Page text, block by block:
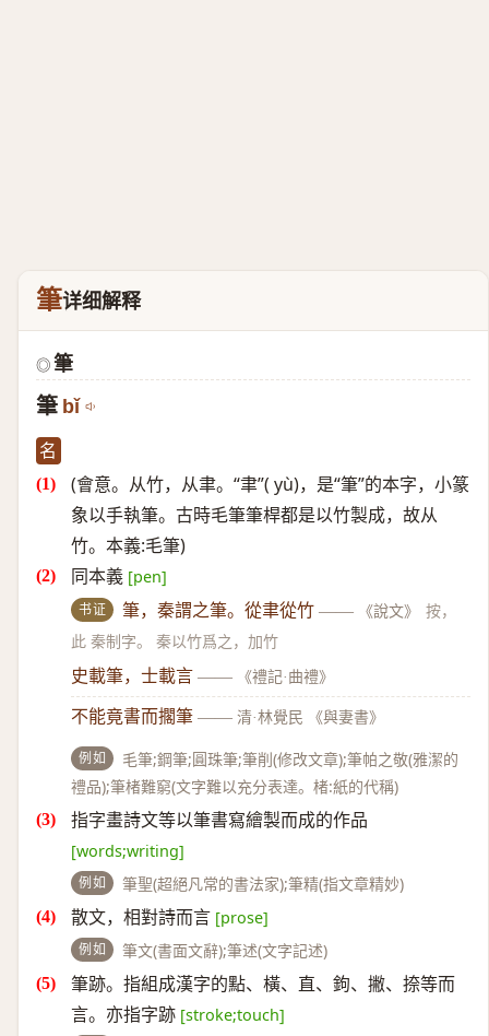
筆详细解释
◎ 筆
筆 bǐ
名
(會意。从竹，从聿。“聿”( yù)，是“筆”的本字，小篆
象以手執筆。古時毛筆筆桿都是以竹製成，故从
竹。本義:毛筆)
同本義 [pen]
书证 筆，秦謂之筆。從聿從竹 —— 《說文》
按，
此 秦制字。 秦以竹爲之，加竹
史載筆，士載言 —— 《禮記·曲禮》
不能竟書而擱筆 —— 清·林覺民 《與妻書》
例如
毛筆;鋼筆;圓珠筆;筆削(修改文章);筆帕之敬(雅潔的
禮品);筆楮難窮(文字難以充分表達。楮:紙的代稱)
指字畫詩文等以筆書寫繪製而成的作品
[words;writing]
例如 筆聖(超絕凡常的書法家);筆精(指文章精妙)
散文，相對詩而言 [prose]
例如 筆文(書面文辭);筆述(文字記述)
筆跡。指組成漢字的點、橫、直、鉤、撇、捺等而
言。亦指字跡 [stroke;touch]